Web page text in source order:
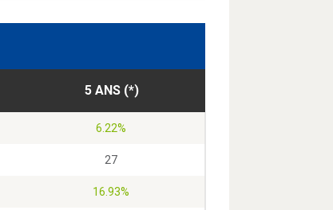
5 ANS (*)
6.22%
27
16.93%